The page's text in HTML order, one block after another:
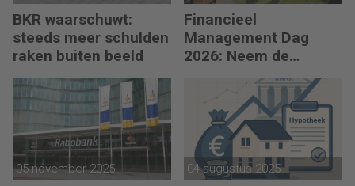
BKR waarschuwt:
steeds meer schulden
raken buiten beeld
Financieel
Management Dag
2026: Neem de
toekomst in eigen
05 november 2025 04 augustus 2025